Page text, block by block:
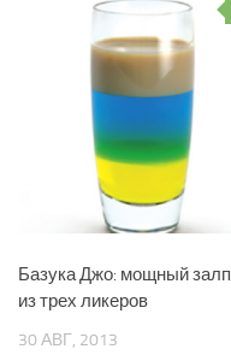
Базука Джо: мощный залп
из трех ликеров
30 АВГ, 2013